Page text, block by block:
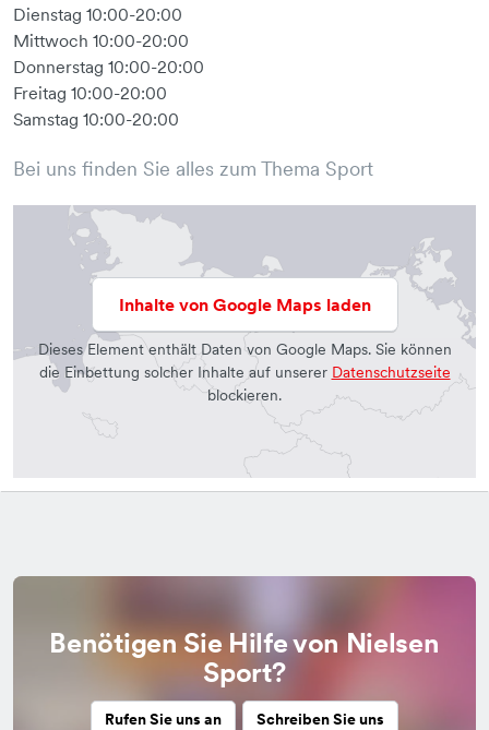
Dienstag 10:00-20:00
Mittwoch 10:00-20:00
Donnerstag 10:00-20:00
Freitag 10:00-20:00
Samstag 10:00-20:00
Bei uns finden Sie alles zum Thema Sport
Inhalte von Google Maps laden
Dieses Element enthält Daten von Google Maps. Sie können
die Einbettung solcher Inhalte auf unserer Datenschutzseite
blockieren.
Benötigen Sie Hilfe von Nielsen
Sport?
Rufen Sie uns an
Schreiben Sie uns